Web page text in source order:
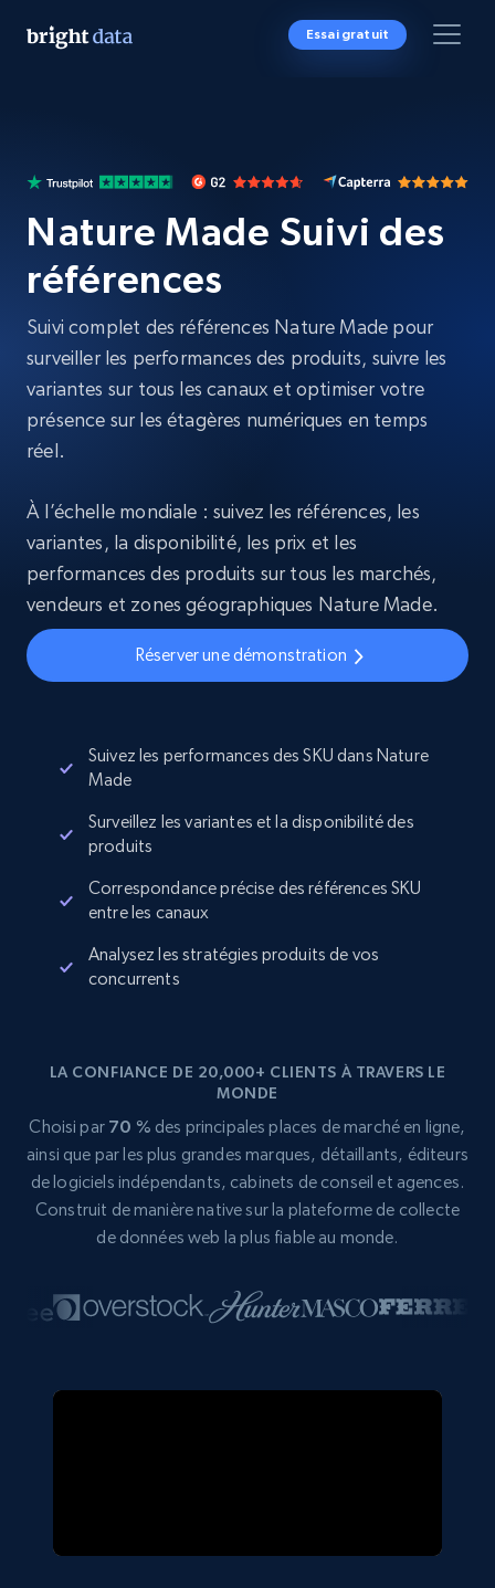
Essai gratuit
Nature Made Suivi des
références
Suivi complet des références Nature Made pour
surveiller les performances des produits, suivre les
variantes sur tous les canaux et optimiser votre
présence sur les étagères numériques en temps
réel.
À l’échelle mondiale : suivez les références, les
variantes, la disponibilité, les prix et les
performances des produits sur tous les marchés,
vendeurs et zones géographiques Nature Made.
Réserver une démonstration
Suivez les performances des SKU dans Nature
Made
Surveillez les variantes et la disponibilité des
produits
Correspondance précise des références SKU
entre les canaux
Analysez les stratégies produits de vos
concurrents
LA CONFIANCE DE 20,000+ CLIENTS À TRAVERS LE
MONDE
Choisi par 70 % des principales places de marché en ligne,
ainsi que par les plus grandes marques, détaillants, éditeurs
de logiciels indépendants, cabinets de conseil et agences.
Construit de manière native sur la plateforme de collecte
de données web la plus fiable au monde.